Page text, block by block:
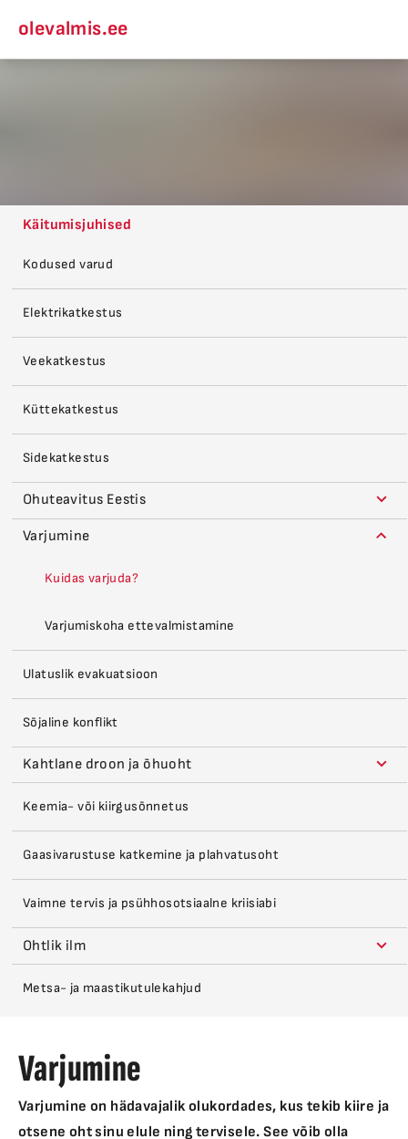
olevalmis.ee
Käitumisjuhised
Kodused varud
Elektrikatkestus
Veekatkestus
Küttekatkestus
Sidekatkestus
Ohuteavitus Eestis
Varjumine
Kuidas varjuda?
Varjumiskoha ettevalmistamine
Ulatuslik evakuatsioon
Sõjaline konflikt
Kahtlane droon ja õhuoht
Keemia- või kiirgusõnnetus
Gaasivarustuse katkemine ja plahvatusoht
Vaimne tervis ja psühhosotsiaalne kriisiabi
Ohtlik ilm
Metsa- ja maastikutulekahjud
Varjumine
Varjumine on hädavajalik olukordades, kus tekib kiire ja
otsene oht sinu elule ning tervisele. See võib olla